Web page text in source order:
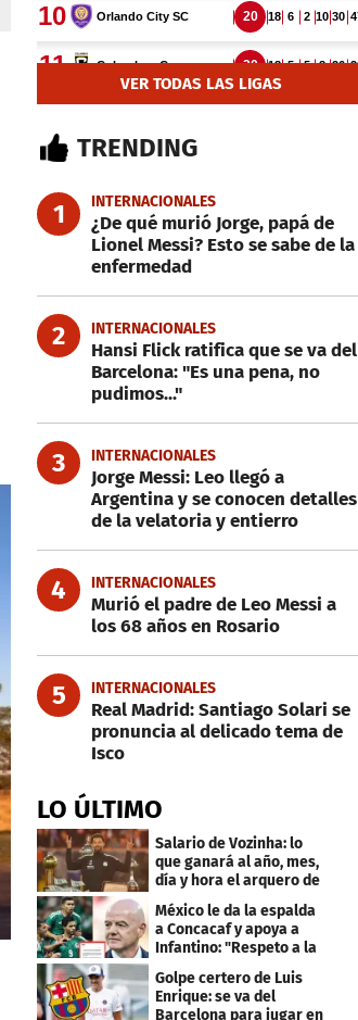
VER TODAS LAS LIGAS
TRENDING
1 INTERNACIONALES
¿De qué murió Jorge, papá de
Lionel Messi? Esto se sabe de la
enfermedad
2 INTERNACIONALES
Hansi Flick ratifica que se va del
Barcelona: "Es una pena, no
pudimos..."
3 INTERNACIONALES
Jorge Messi: Leo llegó a
Argentina y se conocen detalles
de la velatoria y entierro
4 INTERNACIONALES
Murió el padre de Leo Messi a
los 68 años en Rosario
5 INTERNACIONALES
Real Madrid: Santiago Solari se
pronuncia al delicado tema de
Isco
LO ÚLTIMO
Salario de Vozinha: lo
que ganará al año, mes,
día y hora el arquero de
Cabo Verde
México le da la espalda
a Concacaf y apoya a
Infantino: "Respeto a la
gobernanza"
Golpe certero de Luis
Enrique: se va del
Barcelona para jugar en